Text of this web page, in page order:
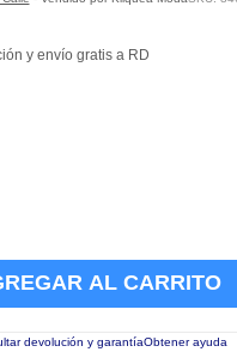
y envío gratis a RD
AL CARRITO
devolución y garantíaObtener ayuda